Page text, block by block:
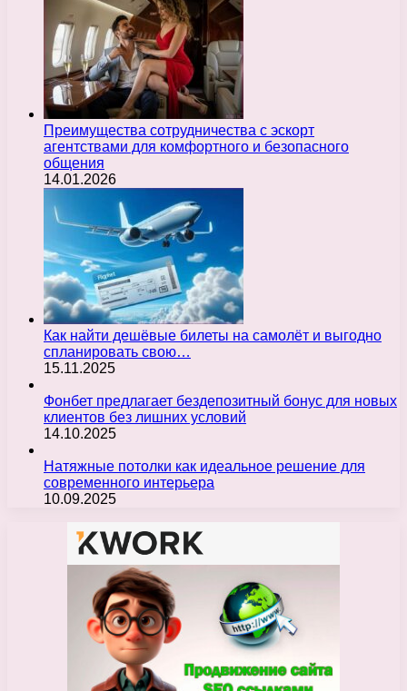
Преимущества сотрудничества с эскорт
агентствами для комфортного и безопасного
общения
14.01.2026
Как найти дешёвые билеты на самолёт и выгодно
спланировать свою…
15.11.2025
Фонбет предлагает бездепозитный бонус для новых
клиентов без лишних условий
14.10.2025
Натяжные потолки как идеальное решение для
современного интерьера
10.09.2025